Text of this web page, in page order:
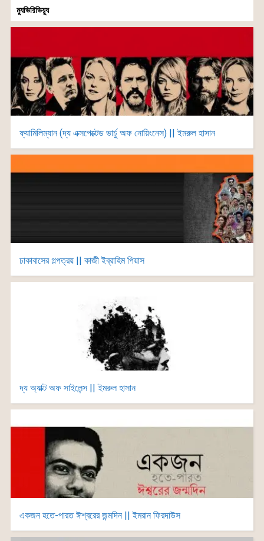
ম্যুভিরিভিয়্যু
ফ্যামিলিম্যান (দ্য এক্সপেক্টেড ভার্চু অফ নোয়িংনেস) || ইমরুল হাসান
ঢাকাবাসের গল্পত্রয় || কাজী ইব্রাহিম পিয়াস
দ্য অ্যাক্ট অফ সাইলেন্স || ইমরুল হাসান
একজন হতে-পারত ঈশ্বরের জন্মদিন || ইমরান ফিরদাউস